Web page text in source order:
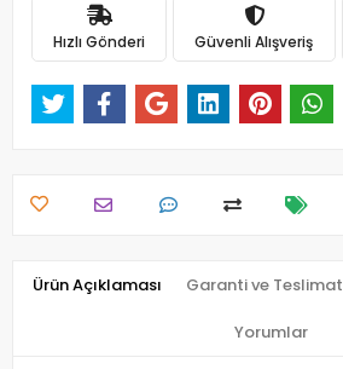
Hızlı Gönderi Güvenli Alışveriş
Ürün Açıklaması Garanti ve Teslimat
Yorumlar